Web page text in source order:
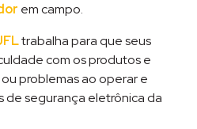
em campo.
trabalha para que seus
com os produtos e
problemas ao operar e
de segurança eletrônica da